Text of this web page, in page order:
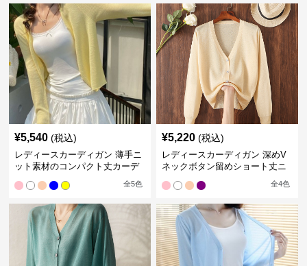
¥5,540 (税込)
レディースカーディガン 薄手ニ
ット素材のコンパクト丈カーデ
全5色
¥5,220 (税込)
レディースカーディガン 深めV
ネックボタン留めショート丈ニ
全4色